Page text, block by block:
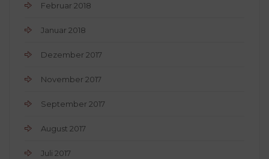
Februar 2018
Januar 2018
Dezember 2017
November 2017
September 2017
August 2017
Juli 2017